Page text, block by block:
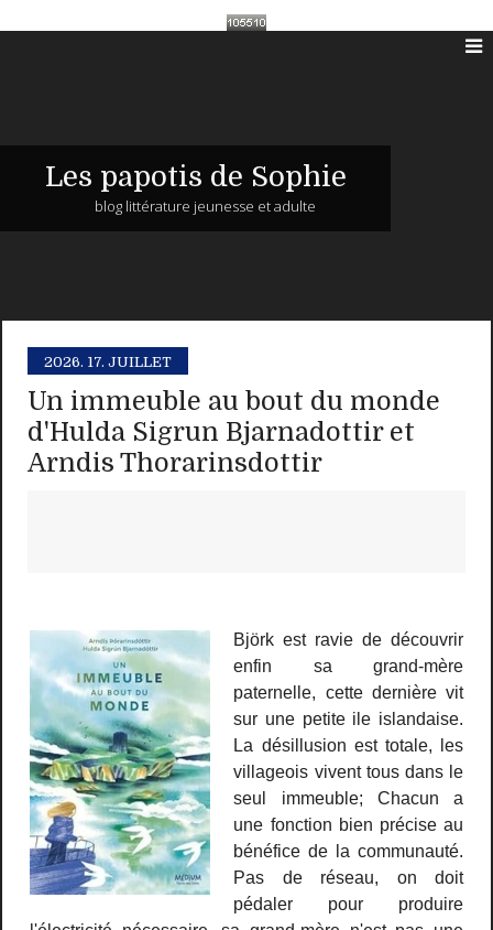
Les papotis de Sophie
blog littérature jeunesse et adulte
2026. 17. JUILLET
Un immeuble au bout du monde
d'Hulda Sigrun Bjarnadottir et
Arndis Thorarinsdottir
Björk est ravie de découvrir
enfin sa grand-mère
paternelle, cette dernière vit
sur une petite ile islandaise.
La désillusion est totale, les
villageois vivent tous dans le
seul immeuble; Chacun a
une fonction bien précise au
bénéfice de la communauté.
Pas de réseau, on doit
pédaler pour produire